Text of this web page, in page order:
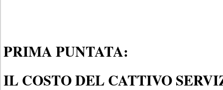
PRIMA PUNTATA:
IL COSTO DEL CATTIVO